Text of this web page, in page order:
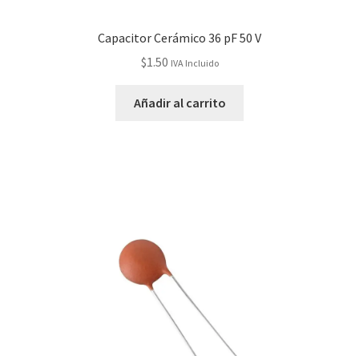
Capacitor Cerámico 36 pF 50 V
$1.50 IVA Incluido
Añadir al carrito